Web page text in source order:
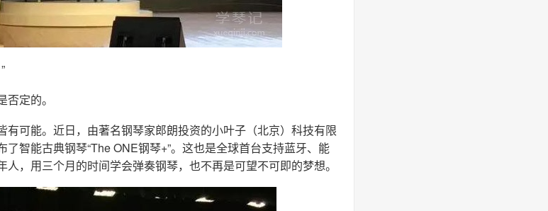
定的。
可能。近日，由著名钢琴家郎朗投资的小叶子（北京）科技有限
智能古典钢琴“The ONE钢琴+”。这也是全球首台支持蓝牙、能
，用三个月的时间学会弹奏钢琴，也不再是可望不可即的梦想。